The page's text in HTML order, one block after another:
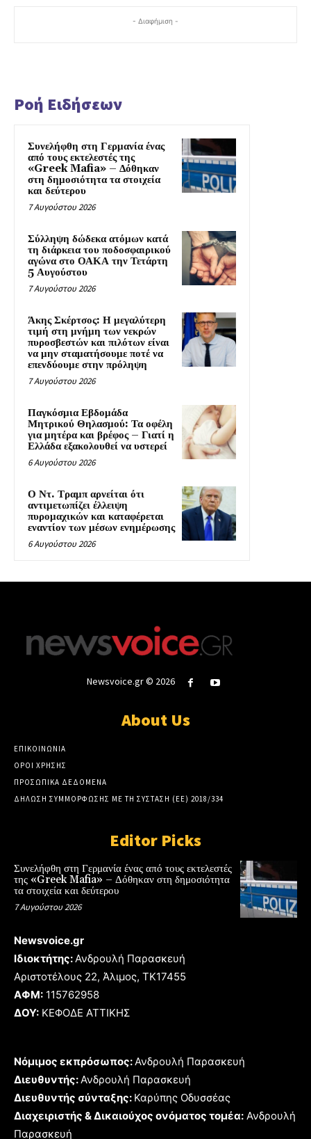
- Διαφήμιση -
Ροή Ειδήσεων
Συνελήφθη στη Γερμανία ένας
από τους εκτελεστές της
«Greek Mafia» – Δόθηκαν
στη δημοσιότητα τα στοιχεία
και δεύτερου
7 Αυγούστου 2026
Σύλληψη δώδεκα ατόμων κατά
τη διάρκεια του ποδοσφαιρικού
αγώνα στο ΟΑΚΑ την Τετάρτη
5 Αυγούστου
7 Αυγούστου 2026
Άκης Σκέρτσος: Η μεγαλύτερη
τιμή στη μνήμη των νεκρών
πυροσβεστών και πιλότων είναι
να μην σταματήσουμε ποτέ να
επενδύουμε στην πρόληψη
7 Αυγούστου 2026
Παγκόσμια Εβδομάδα
Μητρικού Θηλασμού: Τα οφέλη
για μητέρα και βρέφος – Γιατί η
Ελλάδα εξακολουθεί να υστερεί
6 Αυγούστου 2026
Ο Ντ. Τραμπ αρνείται ότι
αντιμετωπίζει έλλειψη
πυρομαχικών και καταφέρεται
εναντίον των μέσων ενημέρωσης
6 Αυγούστου 2026
Newsvoice.gr © 2026
About Us
ΕΠΙΚΟΙΝΩΝΙΑ
ΟΡΟΙ ΧΡΗΣΗΣ
ΠΡΟΣΩΠΙΚΑ ΔΕΔΟΜΕΝΑ
ΔΗΛΩΣΗ ΣΥΜΜΟΡΦΩΣΗΣ ΜΕ ΤΗ ΣΥΣΤΑΣΗ (ΕΕ) 2018/334
Editor Picks
Συνελήφθη στη Γερμανία ένας από τους εκτελεστές
της «Greek Mafia» – Δόθηκαν στη δημοσιότητα
τα στοιχεία και δεύτερου
7 Αυγούστου 2026
Newsvoice.gr
Ιδιοκτήτης: Ανδρουλή Παρασκευή
Αριστοτέλους 22, Άλιμος, TK17455
ΑΦΜ: 115762958
ΔΟΥ: ΚΕΦΟΔΕ ΑΤΤΙΚΗΣ
Νόμιμος εκπρόσωπος: Ανδρουλή Παρασκευή
Διευθυντής: Ανδρουλή Παρασκευή
Διευθυντής σύνταξης: Καρύπης Οδυσσέας
Διαχειριστής & Δικαιούχος ονόματος τομέα: Ανδρουλή
Παρασκευή